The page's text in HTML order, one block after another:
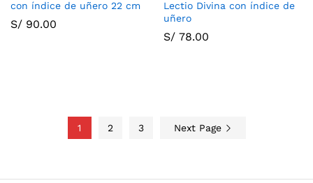
con índice de uñero 22 cm
S/ 90.00
Lectio Divina con índice de
uñero
S/ 78.00
1 2 3 Next Page